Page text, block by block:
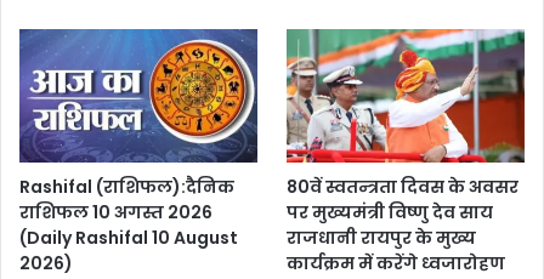
Rashifal (राशिफल):दैनिक
राशिफल 10 अगस्त 2026
(Daily Rashifal 10 August
2026)
80वें स्वतन्त्रता दिवस के अवसर
पर मुख्यमंत्री विष्णु देव साय
राजधानी रायपुर के मुख्य
कार्यक्रम में करेंगे ध्वजारोहण